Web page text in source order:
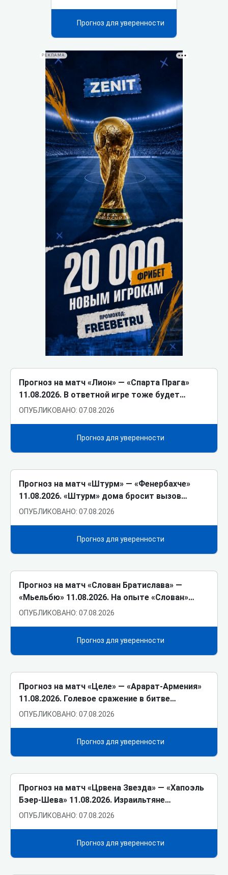
Прогноз для уверенности
РЕКЛАМА
Прогноз на матч «Лион» ― «Спарта Прага»
11.08.2026. В ответной игре тоже будет…
ОПУБЛИКОВАНО: 07.08.2026
Прогноз для уверенности
Прогноз на матч «Штурм» ― «Фенербахче»
11.08.2026. «Штурм» дома бросит вызов…
ОПУБЛИКОВАНО: 07.08.2026
Прогноз для уверенности
Прогноз на матч «Слован Братислава» ―
«Мьельбю» 11.08.2026. На опыте «Слован»…
ОПУБЛИКОВАНО: 07.08.2026
Прогноз для уверенности
Прогноз на матч «Целе» ― «Арарат-Армения»
11.08.2026. Голевое сражение в битве…
ОПУБЛИКОВАНО: 07.08.2026
Прогноз для уверенности
Прогноз на матч «Црвена Звезда» ― «Хапоэль
Бэер-Шева» 11.08.2026. Израильтяне…
ОПУБЛИКОВАНО: 07.08.2026
Прогноз для уверенности